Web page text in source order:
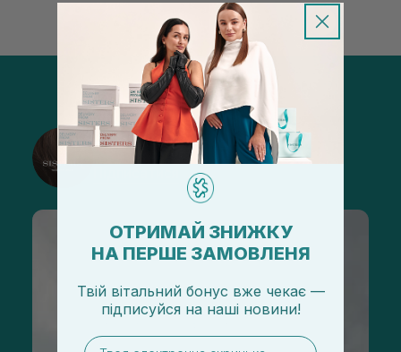
@sisters_stelmakh в Instagram
ОТРИМАЙ ЗНИЖКУ
НА ПЕРШЕ ЗАМОВЛЕНЯ
Твій вітальний бонус вже чекає —
підписуйся на наші новини!
email